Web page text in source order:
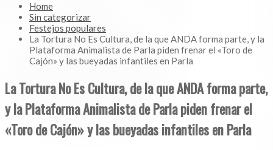
Home
Sin categorizar
Festejos populares
La Tortura No Es Cultura, de la que ANDA forma parte, y la
Plataforma Animalista de Parla piden frenar el «Toro de
Cajón» y las bueyadas infantiles en Parla
La Tortura No Es Cultura, de la que ANDA forma parte,
y la Plataforma Animalista de Parla piden frenar el
«Toro de Cajón» y las bueyadas infantiles en Parla